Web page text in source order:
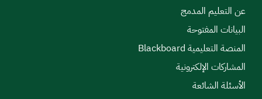
عن التعليم المدمج
البيانات المفتوحة
المنصة التعليمية Blackboard
المشاركات الإلكترونية
الأسئلة الشائعة